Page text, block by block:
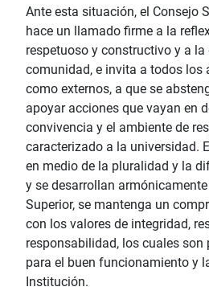
Ante esta situación, el Consejo
hace un llamado firme a la
respetuoso y constructivo y a la
comunidad, e invita a todos los
como externos, a que se
apoyar acciones que vayan en
convivencia y el ambiente de
caracterizado a la universidad.
en medio de la pluralidad y la
y se desarrollan
Superior, se mantenga un
con los valores de integridad,
responsabilidad, los cuales son
para el buen funcionamiento y
Institución.